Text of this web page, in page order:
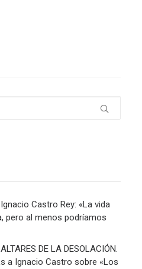
Castro Rey: «La vida
pero al menos podríamos
DE LA DESOLACIÓN.
a Ignacio Castro sobre «Los